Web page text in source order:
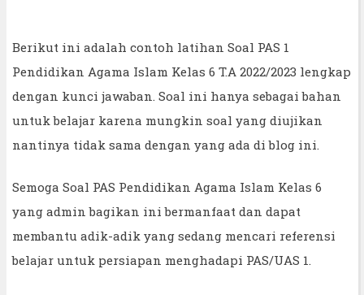
Berikut ini adalah contoh latihan Soal PAS 1
Pendidikan Agama Islam Kelas 6 T.A 2022/2023 lengkap
dengan kunci jawaban. Soal ini hanya sebagai bahan
untuk belajar karena mungkin soal yang diujikan
nantinya tidak sama dengan yang ada di blog ini.
Semoga Soal PAS Pendidikan Agama Islam Kelas 6
yang admin bagikan ini bermanfaat dan dapat
membantu adik-adik yang sedang mencari referensi
belajar untuk persiapan menghadapi PAS/UAS 1.